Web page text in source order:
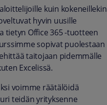
kuin kokeneillekin
hyvin uusille
tietyn Office 365 -tuotteen
sopivat puolestaan
taitojaan pidemmälle
Excelissä.
voimme räätälöidä
teidän yrityksenne